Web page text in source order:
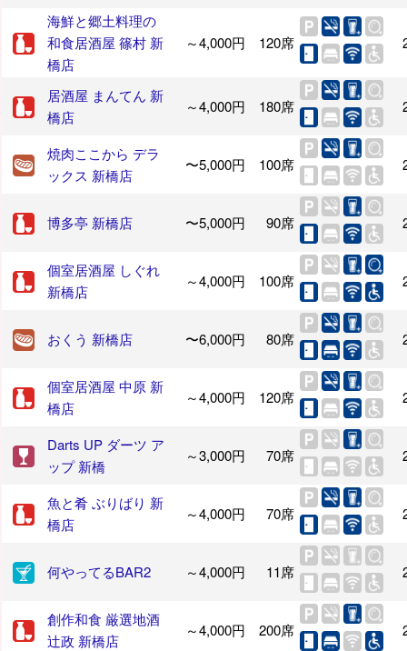
海鮮と郷土料理の
和食居酒屋 篠村 新
橋店
～4,000円 120席
居酒屋 まんてん 新
橋店
～4,000円 180席
焼肉ここから デラ
ックス 新橋店
〜5,000円 100席
博多亭 新橋店 〜5,000円 90席
個室居酒屋 しぐれ
新橋店
～4,000円 100席
おくう 新橋店 〜6,000円 80席
個室居酒屋 中原 新
橋店
～4,000円 120席
Darts UP ダーツ ア
ップ 新橋
～3,000円 70席
魚と肴 ぶりばり 新
橋店
～4,000円 70席
何やってるBAR2 ～4,000円 11席
創作和食 厳選地酒
辻政 新橋店
～4,000円 200席